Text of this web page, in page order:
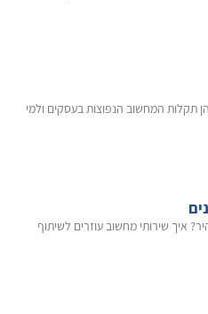
תקלות המחשוב הנפוצות בעסקים ולמי
איך שירותי מחשוב עוזרים לשיתוף